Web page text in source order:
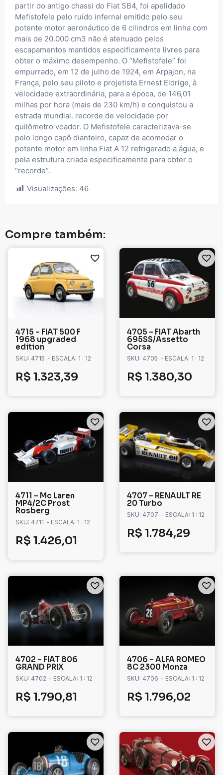
partir do antigo chassi do Fiat SB4, foi apelidado
Mefistofele pelo ruído infernal emitido pelo seu
potente motor aeronáutico de 6 cilindros em linha com
mais de 20.000 cm3 não é atenuado pelos
escapamentos mantidos especificamente livres para
obter o máximo desempenho. O “Mefistofele” foi
empurrado, em 12 de julho de 1924, em Arpajon, na
França, pelo seu piloto e projetista Ernest Eldrige, à
velocidade extraordinária, para a época, de 146,01
milhas por hora (mais de 230 km/h) e conquistou a
estrada mundial. recorde de velocidade por
quilômetro voador. O Mefistofele caracterizava-se
pelo longo capô dianteiro, capaz de acomodar o
potente motor em linha Fiat A 12 refrigerado a água, e
pela estrutura criada especificamente para obter o
“recorde”.
Visualizações: 46
Compre também:
4715 – FIAT 500 F
1968 upgraded
edition
SKU: 4715 - ESCALA: 1 : 12
R$ 1.323,39
4705 – FIAT Abarth
695SS/Assetto
Corsa
SKU: 4705 - ESCALA: 1 : 12
R$ 1.380,30
4711 – Mc Laren
MP4/2C Prost
Rosberg
SKU: 4711 - ESCALA: 1 : 12
R$ 1.426,01
4707 – RENAULT RE
20 Turbo
SKU: 4707 - ESCALA: 1 : 12
R$ 1.784,29
4702 – FIAT 806
GRAND PRIX
SKU: 4702 - ESCALA: 1 : 12
R$ 1.790,81
4706 – ALFA ROMEO
8C 2300 Monza
SKU: 4706 - ESCALA: 1 : 12
R$ 1.796,02